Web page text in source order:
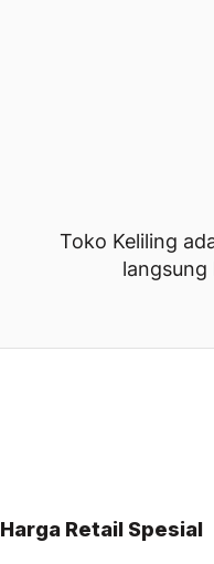
Toko Keliling
langsung
Harga Retail Spesial